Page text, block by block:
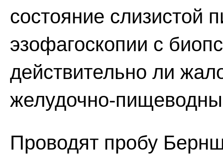
состояние
эзофагоскопии с
действительно ли
желудочно-
Проводят пробу